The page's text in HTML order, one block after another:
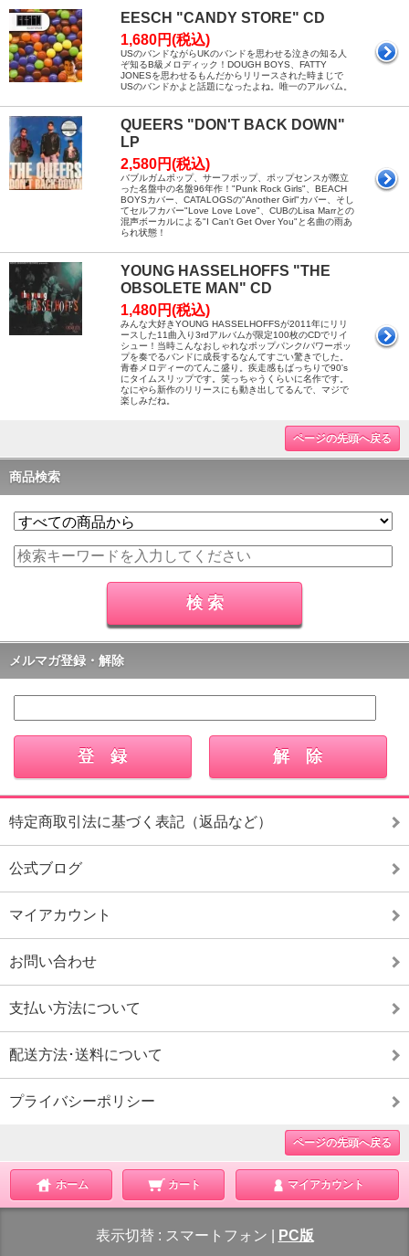
EESCH "CANDY STORE" CD
1,680円(税込)
USのバンドながらUKのバンドを思わせる泣きの知る人
ぞ知るB級メロディック！DOUGH BOYS、FATTY
JONESを思わせるもんだからリリースされた時まじで
USのバンドかよと話題になったよね。唯一のアルバム。
QUEERS "DON'T BACK DOWN"
LP
2,580円(税込)
バブルガムポップ、サーフポップ、ポップセンスが際立
った名盤中の名盤96年作！"Punk Rock Girls"、BEACH
BOYSカバー、CATALOGSの"Another Girl"カバー、そし
てセルフカバー"Love Love Love"、CUBのLisa Marrとの
混声ボーカルによる"I Can't Get Over You"と名曲の雨あ
られ状態！
YOUNG HASSELHOFFS "THE
OBSOLETE MAN" CD
1,480円(税込)
みんな大好きYOUNG HASSELHOFFSが2011年にリリ
ースした11曲入り3rdアルバムが限定100枚のCDでリイ
シュー！当時こんなおしゃれなポップパンク/パワーポッ
プを奏でるバンドに成長するなんてすごい驚きでした。
青春メロディーのてんこ盛り。疾走感もばっちりで90's
にタイムスリップです。笑っちゃうくらいに名作です。
なにやら新作のリリースにも動き出してるんで、マジで
楽しみだね。
ページの先頭へ戻る
商品検索
メルマガ登録・解除
特定商取引法に基づく表記（返品など）
公式ブログ
マイアカウント
お問い合わせ
支払い方法について
配送方法･送料について
プライバシーポリシー
ページの先頭へ戻る
ホーム カート マイアカウント
表示切替 : スマートフォン PC版